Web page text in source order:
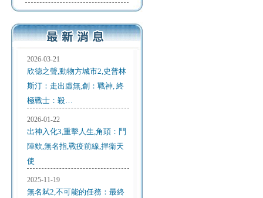
2026-03-21
欣德之聲,動物方城市2,史普林
斯汀：走出虛無,創：戰神, 終
極戰士：殺…
2026-01-22
出神入化3,重擊人生,角頭：鬥
陣欸,無名指,戰疫前線,捍衛天
使
2025-11-19
無名弒2,不可能的任務：最終